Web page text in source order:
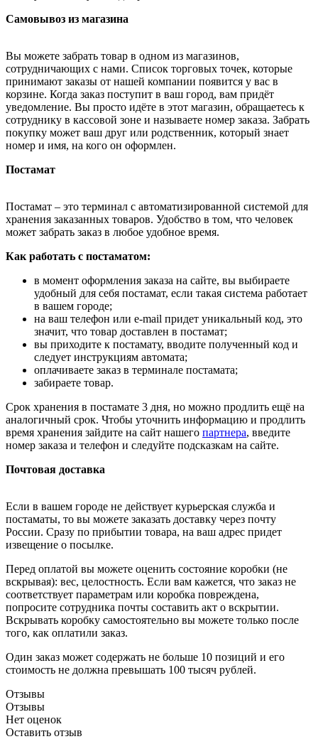
Самовывоз из магазина
Вы можете забрать товар в одном из магазинов,
сотрудничающих с нами. Список торговых точек, которые
принимают заказы от нашей компании появится у вас в
корзине. Когда заказ поступит в ваш город, вам придёт
уведомление. Вы просто идёте в этот магазин, обращаетесь к
сотруднику в кассовой зоне и называете номер заказа. Забрать
покупку может ваш друг или родственник, который знает
номер и имя, на кого он оформлен.
Постамат
Постамат – это терминал с автоматизированной системой для
хранения заказанных товаров. Удобство в том, что человек
может забрать заказ в любое удобное время.
Как работать с постаматом:
в момент оформления заказа на сайте, вы выбираете
удобный для себя постамат, если такая система работает
в вашем городе;
на ваш телефон или e-mail придет уникальный код, это
значит, что товар доставлен в постамат;
вы приходите к постамату, вводите полученный код и
следует инструкциям автомата;
оплачиваете заказ в терминале постамата;
забираете товар.
Срок хранения в постамате 3 дня, но можно продлить ещё на
аналогичный срок. Чтобы уточнить информацию и продлить
время хранения зайдите на сайт нашего партнера, введите
номер заказа и телефон и следуйте подсказкам на сайте.
Почтовая доставка
Если в вашем городе не действует курьерская служба и
постаматы, то вы можете заказать доставку через почту
России. Сразу по прибытии товара, на ваш адрес придет
извещение о посылке.
Перед оплатой вы можете оценить состояние коробки (не
вскрывая): вес, целостность. Если вам кажется, что заказ не
соответствует параметрам или коробка повреждена,
попросите сотрудника почты составить акт о вскрытии.
Вскрывать коробку самостоятельно вы можете только после
того, как оплатили заказ.
Один заказ может содержать не больше 10 позиций и его
стоимость не должна превышать 100 тысяч рублей.
Отзывы
Отзывы
Нет оценок
Оставить отзыв